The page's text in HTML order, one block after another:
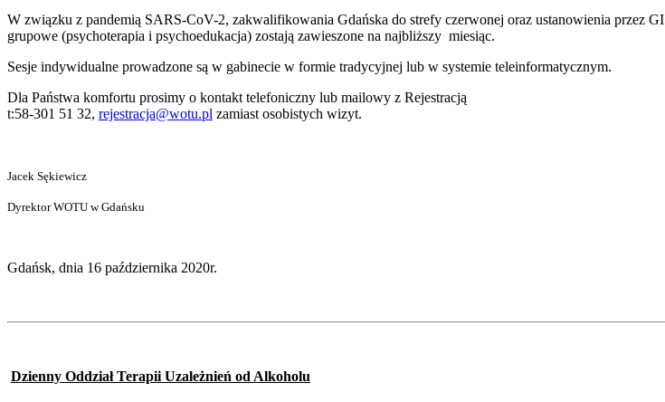
W związku z pandemią SARS-CoV-2, zakwalifikowania Gdańska do strefy czerwonej oraz ustanowienia przez
grupowe (psychoterapia i psychoedukacja) zostają zawieszone na najbliższy miesiąc.
Sesje indywidualne prowadzone są w gabinecie w formie tradycyjnej lub w systemie teleinformatycznym.
Dla Państwa komfortu prosimy o kontakt telefoniczny lub mailowy z Rejestracją
t:58-301 51 32, rejestracja@wotu.pl zamiast osobistych wizyt.
Jacek Sękiewicz
Dyrektor WOTU w Gdańsku
Gdańsk, dnia 16 października 2020r.
Dzienny Oddział Terapii Uzależnień od Alkoholu